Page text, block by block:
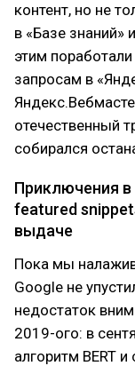
контент, но не
в «Базе знаний»
этим
запросам в
отечественный
собирался
Приключения в
featured
выдаче
Пока мы
Google не
недостаток
2019-ого: в
алгоритм BERT